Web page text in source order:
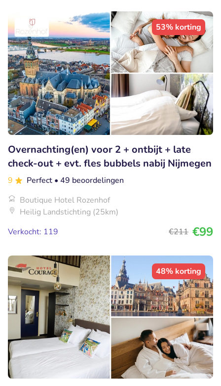
53% korting
Overnachting(en) voor 2 + ontbijt + late
check-out + evt. fles bubbels nabij Nijmegen
9 Perfect • 49 beoordelingen
Boutique Hotel Rozenhof
Heilig Landstichting (25km)
Verkocht: 119
€211 €99
48% korting